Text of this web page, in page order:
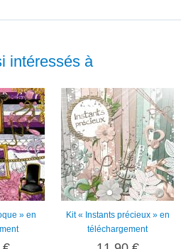
intéressés à
» en
Kit « Instants précieux » en
téléchargement